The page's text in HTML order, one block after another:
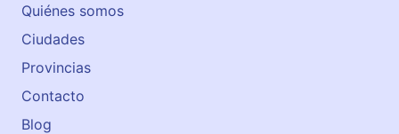
Quiénes somos
Ciudades
Provincias
Contacto
Blog